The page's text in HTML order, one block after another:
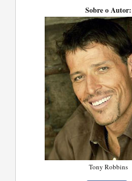
Sobre o Autor:
Tony Robbins